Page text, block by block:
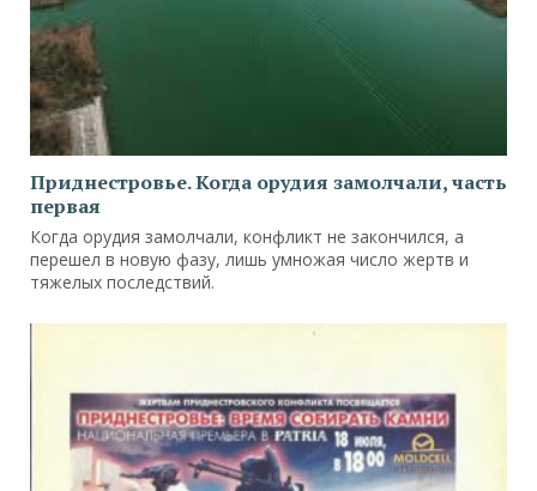
Приднестровье. Когда орудия замолчали, часть
первая
Когда орудия замолчали, конфликт не закончился, а
перешел в новую фазу, лишь умножая число жертв и
тяжелых последствий.